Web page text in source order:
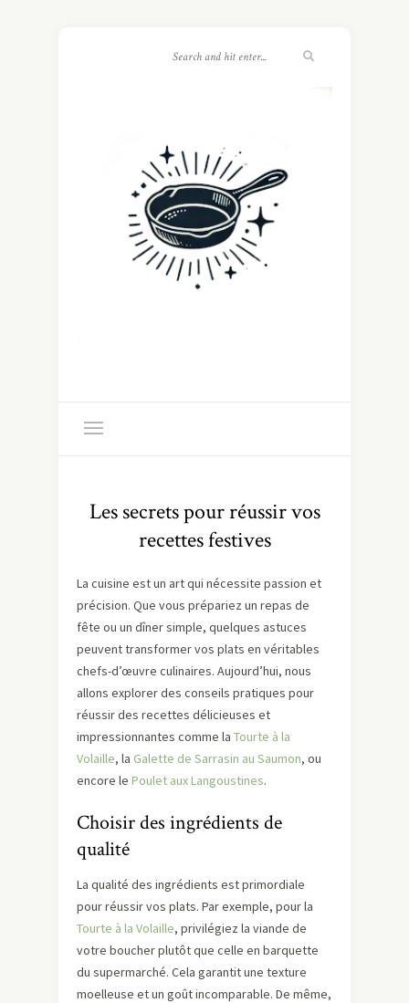
Les secrets pour réussir vos
recettes festives
La cuisine est un art qui nécessite passion et
précision. Que vous prépariez un repas de
fête ou un dîner simple, quelques astuces
peuvent transformer vos plats en véritables
chefs-d’œuvre culinaires. Aujourd’hui, nous
allons explorer des conseils pratiques pour
réussir des recettes délicieuses et
impressionnantes comme la Tourte à la
Volaille, la Galette de Sarrasin au Saumon, ou
encore le Poulet aux Langoustines.
Choisir des ingrédients de
qualité
La qualité des ingrédients est primordiale
pour réussir vos plats. Par exemple, pour la
Tourte à la Volaille, privilégiez la viande de
votre boucher plutôt que celle en barquette
du supermarché. Cela garantit une texture
moelleuse et un goût incomparable. De même,